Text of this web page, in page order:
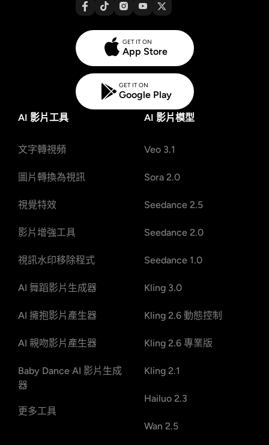
GET IT ON
App Store
GET IT ON
Google Play
AI 影片工具
文字轉視頻
圖片轉換為視訊
視覺特效
影片增強工具
視訊水印移除程式
AI 舞蹈影片生成器
AI 擁抱影片產生器
AI 親吻影片產生器
Baby Dance AI 影片生成
器
更多工具
AI 影片模型
Veo 3.1
Sora 2.0
Seedance 2.5
Seedance 2.0
Seedance 1.0
Kling 3.0
Kling 2.6 動態控制
Kling 2.6 專業版
Kling 2.1
Hailuo 2.3
Wan 2.5